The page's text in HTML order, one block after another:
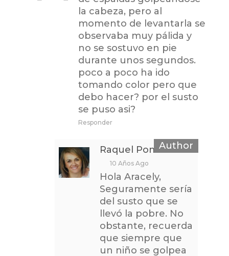
la cabeza, pero al
momento de levantarla se
observaba muy pálida y
no se sostuvo en pie
durante unos segundos.
poco a poco ha ido
tomando color pero que
debo hacer? por el susto
se puso asi?
Responder
Raquel Pomares
10 Años Ago
Hola Aracely,
Seguramente sería
del susto que se
llevó la pobre. No
obstante, recuerda
que siempre que
un niño se golpea